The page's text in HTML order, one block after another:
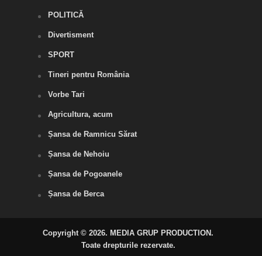
POLITICĂ
Divertisment
SPORT
Tineri pentru România
Vorbe Tari
Agricultura, acum
Șansa de Ramnicu Sărat
Șansa de Nehoiu
Șansa de Pogoanele
Șansa de Berca
Copyright © 2026. MEDIA GRUP PRODUCTION.
Toate drepturile rezervate.